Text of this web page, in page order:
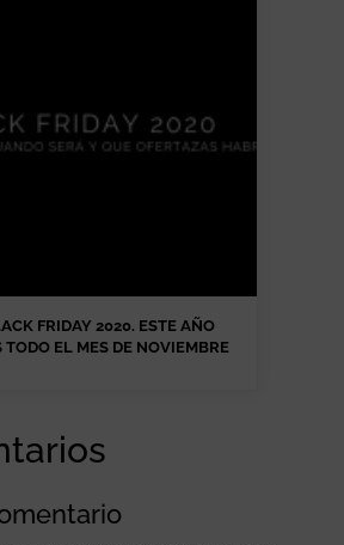
FRIDAY 2020. ESTE AÑO
TODO EL MES DE NOVIEMBRE